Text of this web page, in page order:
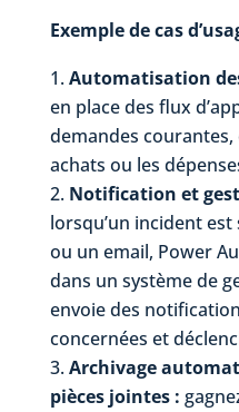
Exemple de cas
Automatisation
en place des flux
demandes courantes,
achats ou les
Notification et
lorsqu’un incident
ou un email, Power
dans un système de
envoie des
concernées et
Archivage
pièces jointes :